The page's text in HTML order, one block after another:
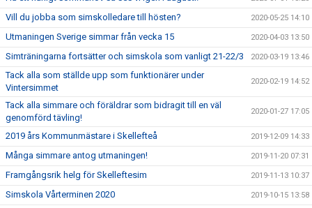
Vill du jobba som simskolledare till hösten? 2020-05-25 14:10
Utmaningen Sverige simmar från vecka 15 2020-04-03 13:50
Simträningarna fortsätter och simskola som vanligt 21-22/3 2020-03-19 13:46
Tack alla som ställde upp som funktionärer under
Vintersimmet
2020-02-19 14:52
Tack alla simmare och föräldrar som bidragit till en väl
genomförd tävling!
2020-01-27 17:05
2019 års Kommunmästare i Skellefteå 2019-12-09 14:33
Många simmare antog utmaningen! 2019-11-20 07:31
Framgångsrik helg för Skelleftesim 2019-11-13 10:37
Simskola Vårterminen 2020 2019-10-15 13:58